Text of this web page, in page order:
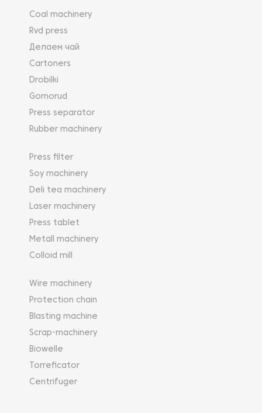
Coal machinery
Rvd press
Делаем чай
Cartoners
Drobilki
Gornorud
Press separator
Rubber machinery
Press filter
Soy machinery
Deli tea machinery
Laser machinery
Press tablet
Metall machinery
Colloid mill
Wire machinery
Protection chain
Blasting machine
Scrap-machinery
Biowelle
Torreficator
Centrifuger